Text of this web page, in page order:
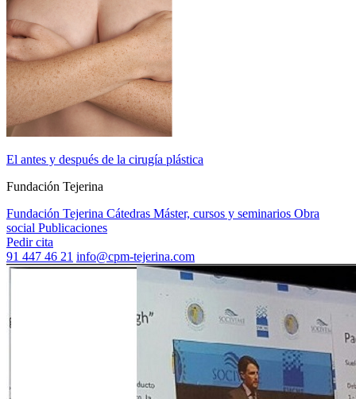
El antes y después de la cirugía plástica
Fundación Tejerina
Fundación Tejerina Cátedras Máster, cursos y seminarios Obra
social Publicaciones
Pedir cita
91 447 46 21 info@cpm-tejerina.com